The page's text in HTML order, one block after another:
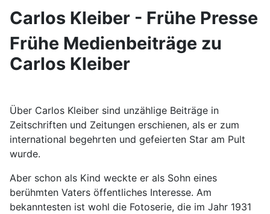
Carlos Kleiber - Frühe Presse
Frühe Medienbeiträge zu
Carlos Kleiber
Über Carlos Kleiber sind unzählige Beiträge in
Zeitschriften und Zeitungen erschienen, als er zum
international begehrten und gefeierten Star am Pult
wurde.
Aber schon als Kind weckte er als Sohn eines
berühmten Vaters öffentliches Interesse. Am
bekanntesten ist wohl die Fotoserie, die im Jahr 1931